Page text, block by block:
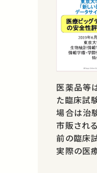
医薬品等
た臨床試
場合は治
市販され
前の臨床
実際の医